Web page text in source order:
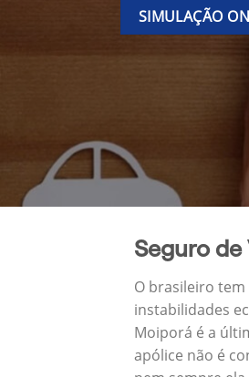
SIMULAÇÃO
Seguro
O brasileiro
instabilidades
Moiporá é a
apólice não é